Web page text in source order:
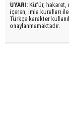
UYARI: Küfür, hakaret,
içeren, imla kuralları ile
Türkçe karakter
onaylanmamaktadır.